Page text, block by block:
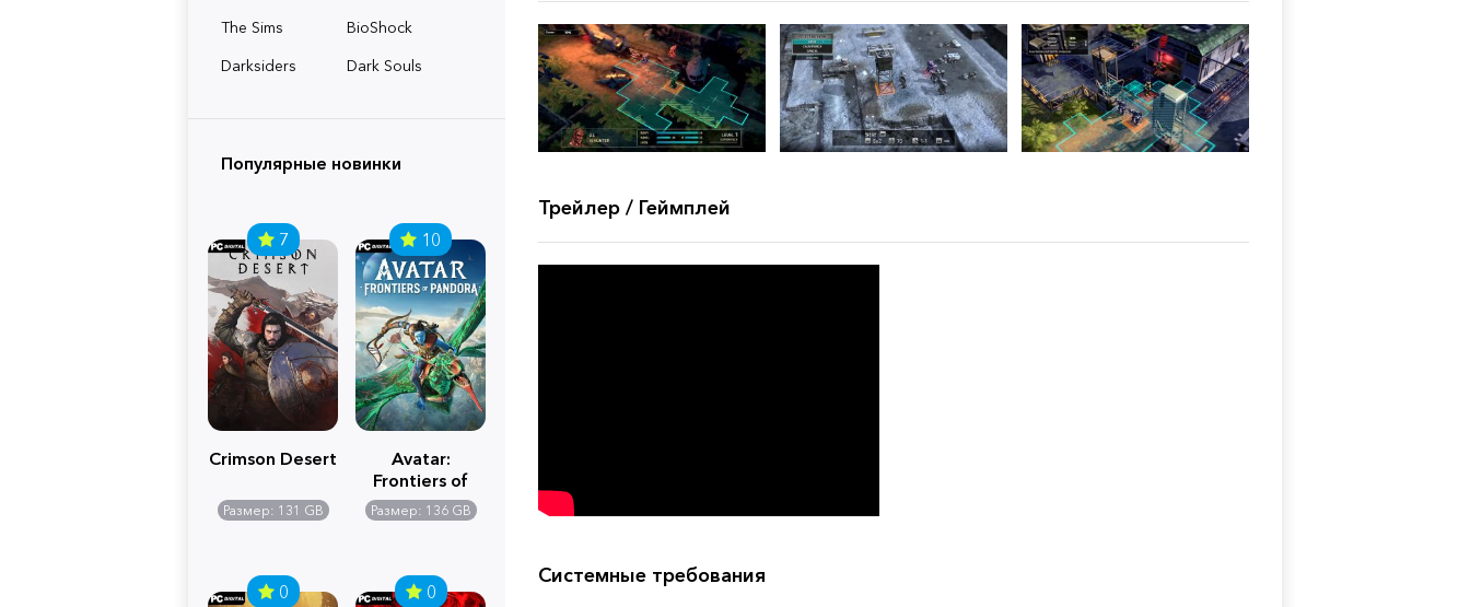
The Sims
BioShock
Darksiders
Dark Souls
Популярные новинки
7
Crimson Desert
Размер: 131 GB
10
Avatar:
Frontiers of
Pandora
Размер: 136 GB
0 0
Трейлер / Геймплей
Системные требования